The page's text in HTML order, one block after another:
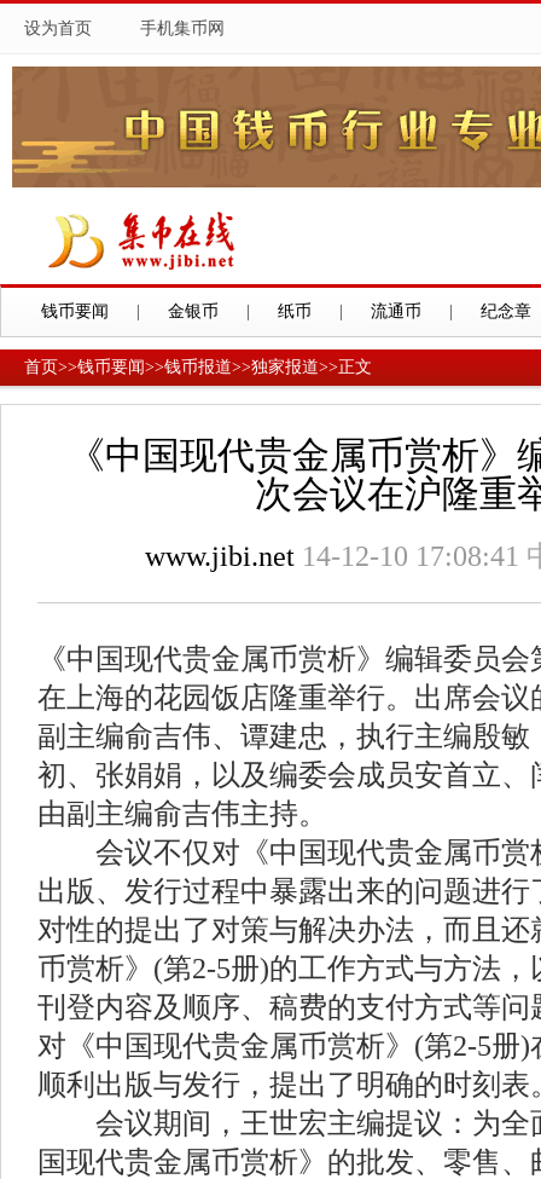
设为首页 手机集币网
钱币要闻 金银币 纸币 流通币 纪念章
首页>>钱币要闻>>钱币报道>>独家报道>>正文
《中国现代贵金属币赏析》
次会议在沪隆重
www.jibi.net 14-12-10 17:08:41
《中国现代贵金属币赏析》编辑委员
在上海的花园饭店隆重举行。出席会
副主编俞吉伟、谭建忠，执行主编殷
初、张娟娟，以及编委会成员安首立
由副主编俞吉伟主持。
会议不仅对《中国现代贵金属币赏
出版、发行过程中暴露出来的问题进
对性的提出了对策与解决办法，而且
币赏析》(第2-5册)的工作方式与方法
刊登内容及顺序、稿费的支付方式等
对《中国现代贵金属币赏析》(第2-5册)
顺利出版与发行，提出了明确的时刻表
会议期间，王世宏主编提议：为全
国现代贵金属币赏析》的批发、零售